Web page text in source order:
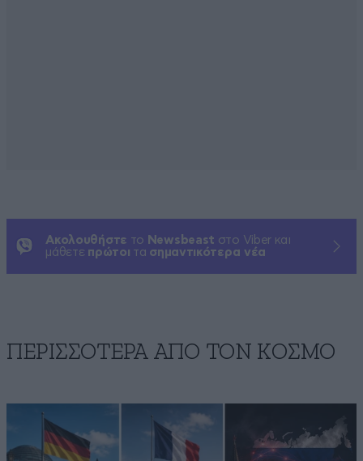
Ακολουθήστε το Newsbeast στο Viber και
μάθετε πρώτοι τα σημαντικότερα νέα
ΠΕΡΙΣΣΟΤΕΡΑ ΑΠΟ ΤΟΝ ΚΟΣΜΟ